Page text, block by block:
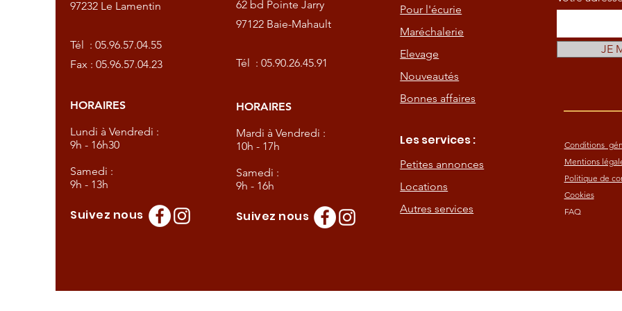
97232 Le Lamentin
Tél :05.96.57.04.55
Fax : 05.96.57.04.23
HORAIRES
Lundi à Vendredi :
9h - 16h30
Samedi :
9h - 13h
Suivez nous
62 bd Pointe Jarry
97122 Baie-Mahault
Tél : 05.90.26.45.91
HORAIRES
Mardi à Vendredi :
10h - 17h
Samedi :
9h - 16h
Suivez nous
Pour l'écurie
Maréchalerie
Elevage
Nouveautés
Bonnes affaires
Les services :
Petites annonces
Locations
Autres services
JE
Conditions
Mentions
Politique de
Cookies
FAQ